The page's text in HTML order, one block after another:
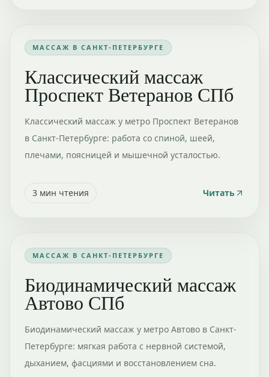
МАССАЖ В САНКТ-ПЕТЕРБУРГЕ
Классический массаж
Проспект Ветеранов СПб
Классический массаж у метро Проспект Ветеранов
в Санкт-Петербурге: работа со спиной, шеей,
плечами, поясницей и мышечной усталостью.
3 мин чтения Читать
МАССАЖ В САНКТ-ПЕТЕРБУРГЕ
Биодинамический массаж
Автово СПб
Биодинамический массаж у метро Автово в Санкт-
Петербурге: мягкая работа с нервной системой,
дыханием, фасциями и восстановлением сна.